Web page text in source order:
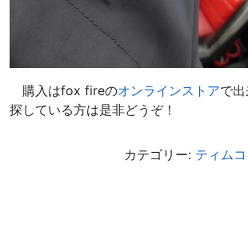
購入はfox fireのオンラインストアで
探している方は是非どうぞ！
カテゴリー: ティム